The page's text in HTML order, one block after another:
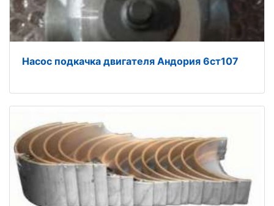
Насос подкачка двигателя Андория 6ст107